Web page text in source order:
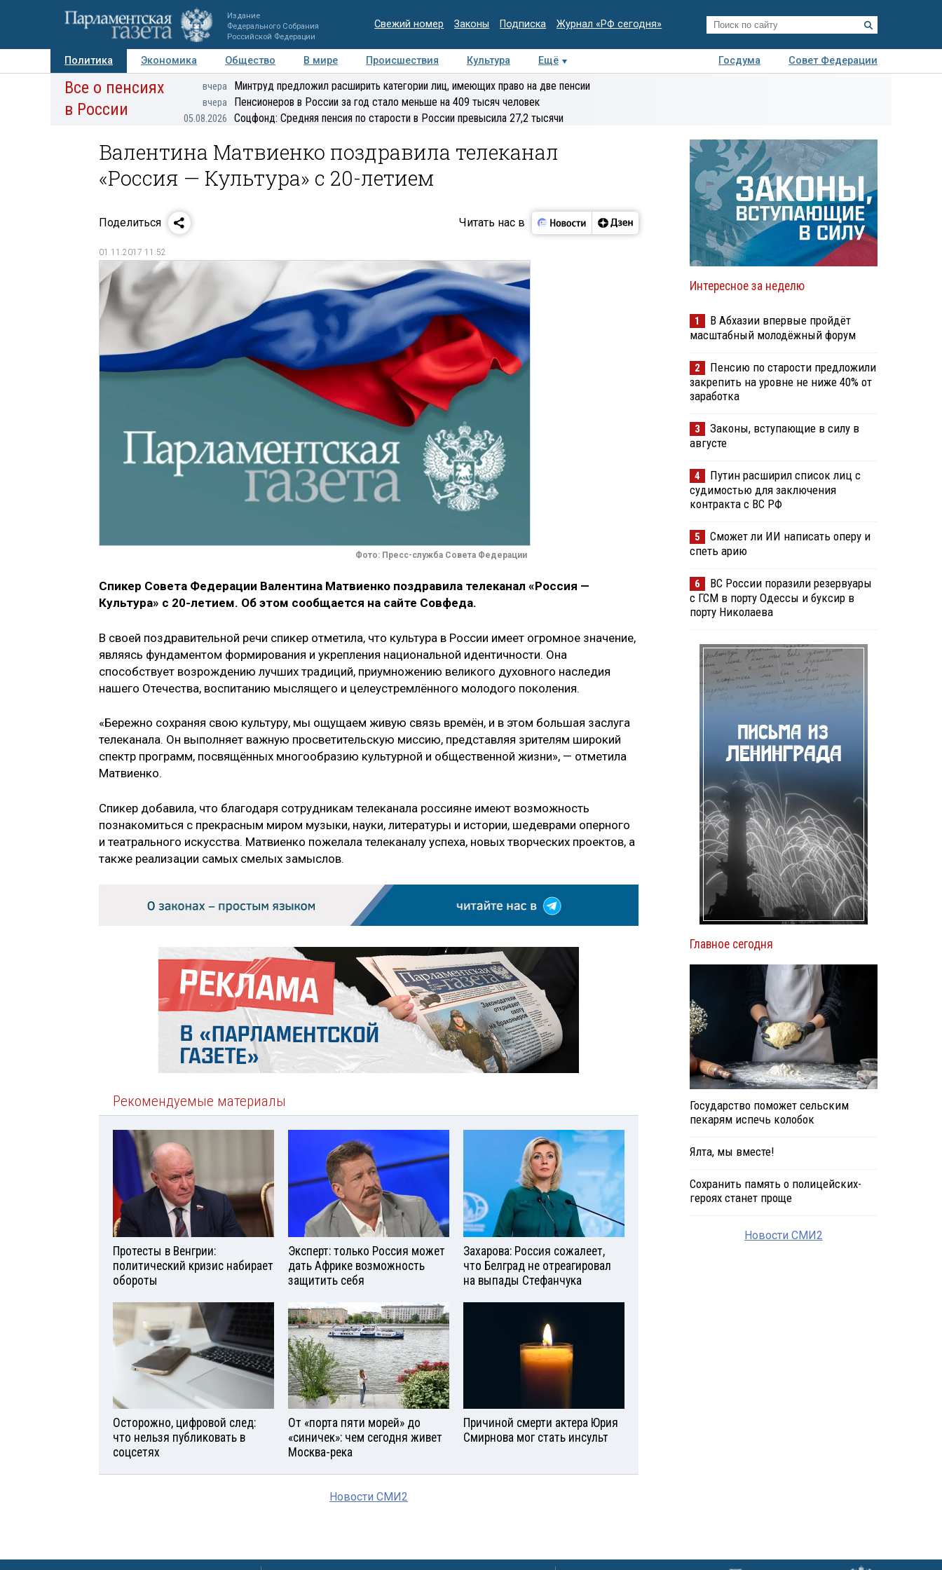
Издание
Федерального Собрания
Российской Федерации
Свежий номер Законы Подписка Журнал «РФ сегодня»
Политика Экономика Общество В мире Происшествия Культура Ещё Госдума
Совет Федерации
Авторы Персоны Мнения Регионы Медиацентр Интервью Колумнисты
Деловая
Все о пенсиях
в России
вчера Минтруд предложил расширить категории лиц, имеющих право на две пенсии
вчера Пенсионеров в России за год стало меньше на 409 тысяч человек
05.08.2026 Соцфонд: Средняя пенсия по старости в России превысила 27,2 тысячи
Валентина Матвиенко поздравила телеканал
«Россия — Культура» с 20-летием
Поделиться Читать нас в
01.11.2017 11:52
Фото: Пресс-служба Совета Федерации
Спикер Совета Федерации Валентина Матвиенко поздравила телеканал «Россия —
Культура» с 20-летием. Об этом сообщается на сайте Совфеда.
В своей поздравительной речи спикер отметила, что культура в России имеет огромное значение,
являясь фундаментом формирования и укрепления национальной идентичности. Она
способствует возрождению лучших традиций, приумножению великого духовного наследия
нашего Отечества, воспитанию мыслящего и целеустремлённого молодого поколения.
«Бережно сохраняя свою культуру, мы ощущаем живую связь времён, и в этом большая заслуга
телеканала. Он выполняет важную просветительскую миссию, представляя зрителям широкий
спектр программ, посвящённых многообразию культурной и общественной жизни», — отметила
Матвиенко.
Спикер добавила, что благодаря сотрудникам телеканала россияне имеют возможность
познакомиться с прекрасным миром музыки, науки, литературы и истории, шедеврами оперного
и театрального искусства. Матвиенко пожелала телеканалу успеха, новых творческих проектов, а
также реализации самых смелых замыслов.
Рекомендуемые материалы
Протесты в Венгрии:
политический кризис набирает
обороты
Эксперт: только Россия может
дать Африке возможность
защитить себя
Захарова: Россия сожалеет,
что Белград не отреагировал
на выпады Стефанчука
Осторожно, цифровой след:
что нельзя публиковать в
соцсетях
От «порта пяти морей» до
«синичек»: чем сегодня живет
Москва-река
Причиной смерти актера Юрия
Смирнова мог стать инсульт
Новости СМИ2
Интересное за неделю
1
В Абхазии впервые пройдёт
масштабный молодёжный форум
2
Пенсию по старости предложили
закрепить на уровне не ниже 40% от
заработка
3
Законы, вступающие в силу в
августе
4
Путин расширил список лиц с
судимостью для заключения
контракта с ВС РФ
5
Сможет ли ИИ написать оперу и
спеть арию
6
ВС России поразили резервуары
с ГСМ в порту Одессы и буксир в
порту Николаева
Главное сегодня
Государство поможет сельским
пекарям испечь колобок
Ялта, мы вместе!
Сохранить память о полицейских-
героях станет проще
Новости СМИ2